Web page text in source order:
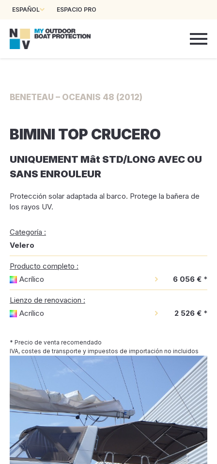
ESPAÑOL ESPACIO PRO
BENETEAU – OCEANIS 48 (2012)
BIMINI TOP CRUCERO
UNIQUEMENT Mât STD/LONG AVEC OU
SANS ENROULEUR
Protección solar adaptada al barco. Protege la bañera de
los rayos UV.
Categoría :
Velero
Producto completo :
Acrílico
6 056 € *
Lienzo de renovacion :
Acrílico
2 526 € *
* Precio de venta recomendado
IVA, costes de transporte y impuestos de importación no incluidos